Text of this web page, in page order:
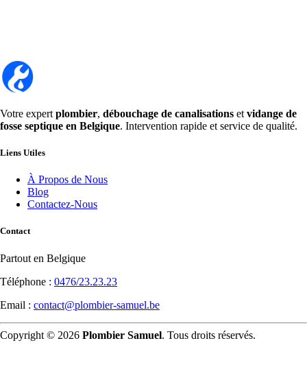
Votre expert plombier, débouchage de canalisations et vidange de
fosse septique en Belgique. Intervention rapide et service de qualité.
Liens Utiles
À Propos de Nous
Blog
Contactez-Nous
Contact
Partout en Belgique
Téléphone : 0476/23.23.23
Email : contact@plombier-samuel.be
Copyright © 2026 Plombier Samuel. Tous droits réservés.